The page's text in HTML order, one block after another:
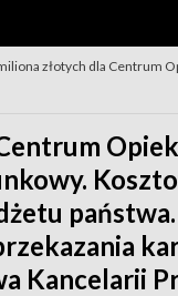
złotych dla Centrum
Kancelarii